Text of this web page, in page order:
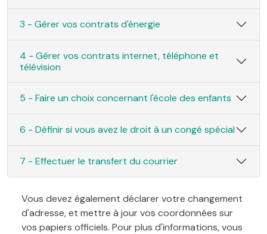
3 - Gérer vos contrats d'énergie
4 - Gérer vos contrats internet, téléphone et
télévision
5 - Faire un choix concernant l'école des enfants
6 - Définir si vous avez le droit à un congé spécial
7 - Effectuer le transfert du courrier
Vous devez également déclarer votre changement
d'adresse, et mettre à jour vos coordonnées sur
vos papiers officiels. Pour plus d'informations, vous